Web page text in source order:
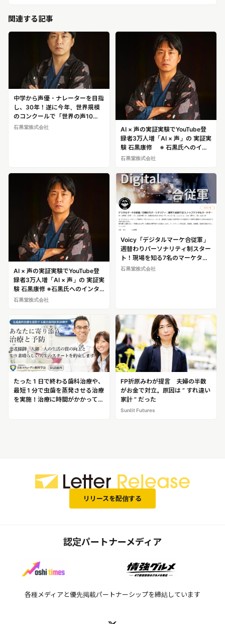
関連する記事
中学から声優・ナレーターを目指
し、30年！遂に今年、世界規模
のコンクールで「世界の声10
人」に選ばれた！ビジネスマンと
石黒堂株式会社
AI × 声の実証実験でYouTube登
録者3万人増「AI × 声」の 実証実
験 石黒康修 ※ 石黒氏へのイン
タビュー・密着取材が可能です！
石黒堂株式会社
AI × 声の実証実験でYouTube登
録者3万人増「AI × 声」の 実証実
験 石黒康修 ※石黒氏へのインタ
ビュー・密着取材が可能です！
石黒堂株式会社
Voicy「デジタルマーケ合従軍」
週替わりパーソナリティ制スター
ト！現場を知る7名のマーケター
が毎日異なる視点で実践的ノウハ
石黒堂株式会社
たった 1 日で終わる歯科治療や、
最短 1 分で虫歯を蒸発させる治療
を実施！治療に時間がかかってし
FP折原みわが提言 夫婦の半数
がお金で対立。原因は ” すれ違い
家計 ” だった
Sunlit Futures
リリースを配信する
認定パートナーメディア
各種メディアと優先掲載パートナーシップを締結しています